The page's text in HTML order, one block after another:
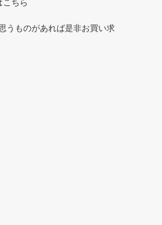
こちら
うものがあれば是非お買い求